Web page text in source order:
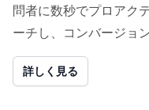
問者に数秒でプロアク
ーチし、コンバージョ
詳しく見る